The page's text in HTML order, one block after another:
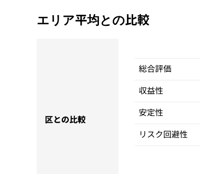
エリア平均との比較
区との比較
総合評価
収益性
安定性
リスク回避性